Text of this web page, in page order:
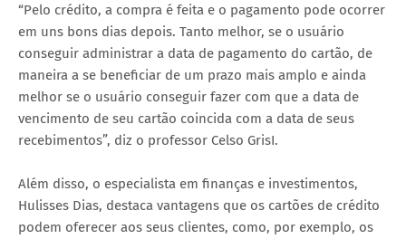
“Pelo crédito, a compra é feita e o pagamento pode ocorrer
em uns bons dias depois. Tanto melhor, se o usuário
conseguir administrar a data de pagamento do cartão, de
maneira a se beneficiar de um prazo mais amplo e ainda
melhor se o usuário conseguir fazer com que a data de
vencimento de seu cartão coincida com a data de seus
recebimentos”, diz o professor Celso GrisI.
Além disso, o especialista em finanças e investimentos,
Hulisses Dias, destaca vantagens que os cartões de crédito
podem oferecer aos seus clientes, como, por exemplo, os